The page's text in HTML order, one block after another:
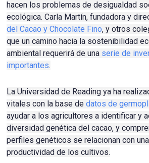
hacen los problemas de desigualdad
ecológica.Carla Martín, fundadora y
del Cacao y Chocolate Fino, y otros
que un camino hacia la sostenibilidad
ambiental requerirá de una serie de
importantes.
La Universidad de Reading ya ha
vitales con la base dedatos de
ayudar a los agricultores a identificar y
diversidad genética del cacao, y
perfiles genéticos se relacionan con
productividad de los cultivos.